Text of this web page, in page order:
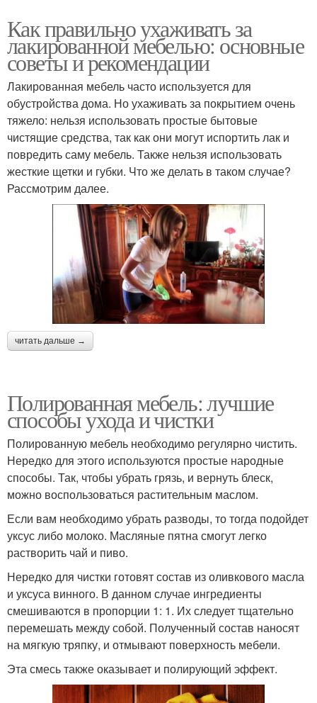
Как правильно ухаживать за
лакированной мебелью: основные
советы и рекомендации
Лакированная мебель часто используется для
обустройства дома. Но ухаживать за покрытием очень
тяжело: нельзя использовать простые бытовые
чистящие средства, так как они могут испортить лак и
повредить саму мебель. Также нельзя использовать
жесткие щетки и губки. Что же делать в таком случае?
Рассмотрим далее.
читать дальше →
Полированная мебель: лучшие
способы ухода и чистки
Полированную мебель необходимо регулярно чистить.
Нередко для этого используются простые народные
способы. Так, чтобы убрать грязь, и вернуть блеск,
можно воспользоваться растительным маслом.
Если вам необходимо убрать разводы, то тогда подойдет
уксус либо молоко. Масляные пятна смогут легко
растворить чай и пиво.
Нередко для чистки готовят состав из оливкового масла
и уксуса винного. В данном случае ингредиенты
смешиваются в пропорции 1: 1. Их следует тщательно
перемешать между собой. Полученный состав наносят
на мягкую тряпку, и отмывают поверхность мебели.
Эта смесь также оказывает и полирующий эффект.